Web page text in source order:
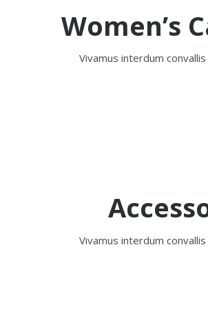
Women’s
Vivamus interdum
Vivamus interdum